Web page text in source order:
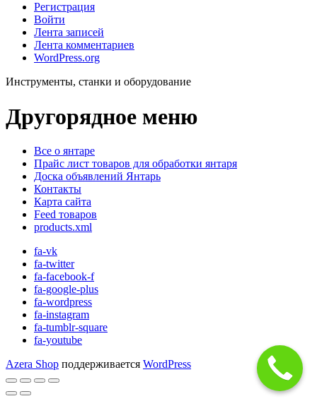
Регистрация
Войти
Лента записей
Лента комментариев
WordPress.org
Инструменты, станки и оборудование
Другорядное меню
Все о янтаре
Прайс лист товаров для обработки янтаря
Доска объявлений Янтарь
Контакты
Карта сайта
Feed товаров
products.xml
fa-vk
fa-twitter
fa-facebook-f
fa-google-plus
fa-wordpress
fa-instagram
fa-tumblr-square
fa-youtube
Azera Shop поддерживается WordPress